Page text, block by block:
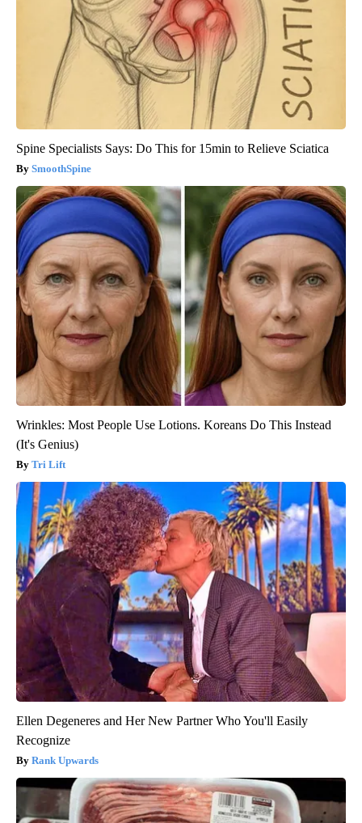
Spine Specialists Says: Do This for 15min to Relieve Sciatica
SmoothSpine
Wrinkles: Most People Use Lotions. Koreans Do This Instead
(It's Genius)
Tri Lift
Ellen Degeneres and Her New Partner Who You'll Easily
Recognize
Rank Upwards